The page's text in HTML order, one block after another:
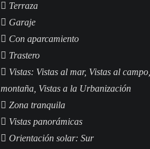
 Terraza
 Garaje
 Con aparcamiento
 Trastero
 Vistas: Vistas al mar, Vistas al
montaña, Vistas a la Urbanización
 Zona tranquila
 Vistas panorámicas
 Orientación solar: Sur